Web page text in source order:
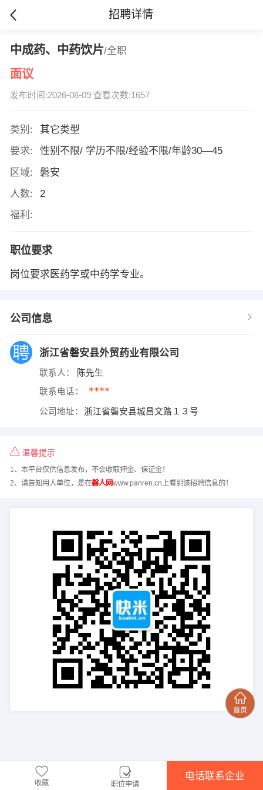
招聘详情
中成药、中药饮片/全职
面议
发布时间:2026-08-09 查看次数:1657
类别:
其它类型
要求:
性别不限/ 学历不限/经验不限/年龄30—45
区域:
磐安
人数:
2
福利:
职位要求
岗位要求医药学或中药学专业。
公司信息
浙江省磐安县外贸药业有限公司
联系人： 陈先生
联系电话： ****
公司地址： 浙江省磐安县城昌文路１３号
温馨提示
1、本平台仅供信息发布，不会收取押金、保证金！
2、请告知用人单位，是在磐人网www.panren.cn上看到该招聘信息的！
收藏 职位申请
电话联系企业